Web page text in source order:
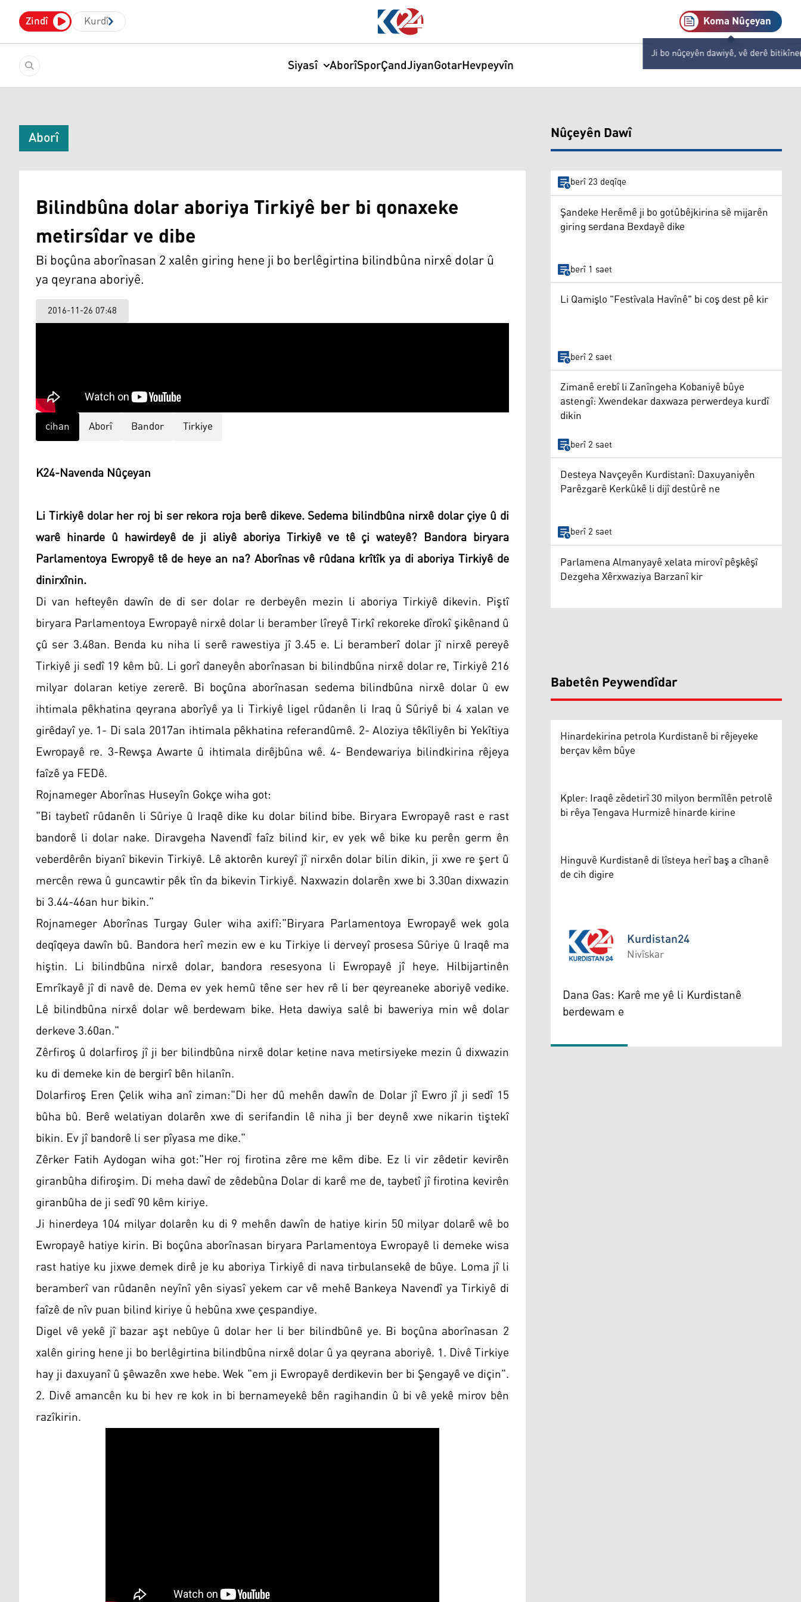
Zindî Kurdî Koma Nûçeyan
Ji bo nûçeyên dawiyê, vê derê bitikîne
Siyasî AborîSporÇandJiyanGotarHevpeyvîn
Aborî
Bilindbûna dolar aboriya Tirkiyê ber bi qonaxeke
metirsîdar ve dibe
Bi boçûna aborînasan 2 xalên giring hene ji bo berlêgirtina bilindbûna nirxê dolar û
ya qeyrana aboriyê.
2016-11-26 07:48
cihan Aborî Bandor Tirkiye
K24-Navenda Nûçeyan
Li Tirkiyê dolar her roj bi ser rekora roja berê dikeve. Sedema bilindbûna nirxê dolar çiye û di
warê hinarde û hawirdeyê de ji aliyê aboriya Tirkiyê ve tê çi wateyê? Bandora biryara
Parlamentoya Ewropyê tê de heye an na? Aborînas vê rûdana krîtîk ya di aboriya Tirkiyê de
dinirxînin.
Di van hefteyên dawîn de di ser dolar re derbeyên mezin li aboriya Tirkiyê dikevin. Piştî
biryara Parlamentoya Ewropayê nirxê dolar li beramber lîreyê Tirkî rekoreke dîrokî şikênand û
çû ser 3.48an. Benda ku niha li serê rawestiya jî 3.45 e. Li beramberî dolar jî nirxê pereyê
Tirkiyê ji sedî 19 kêm bû. Li gorî daneyên aborînasan bi bilindbûna nirxê dolar re, Tirkiyê 216
milyar dolaran ketiye zererê. Bi boçûna aborînasan sedema bilindbûna nirxê dolar û ew
ihtimala pêkhatina qeyrana aborîyê ya li Tirkiyê ligel rûdanên li Iraq û Sûriyê bi 4 xalan ve
girêdayî ye. 1- Di sala 2017an ihtimala pêkhatina referandûmê. 2- Aloziya têkîliyên bi Yekîtiya
Ewropayê re. 3-Rewşa Awarte û ihtimala dirêjbûna wê. 4- Bendewariya bilindkirina rêjeya
faîzê ya FEDê.
Rojnameger Aborînas Huseyîn Gokçe wiha got:
"Bi taybetî rûdanên li Sûriye û Iraqê dike ku dolar bilind bibe. Biryara Ewropayê rast e rast
bandorê li dolar nake. Diravgeha Navendî faîz bilind kir, ev yek wê bike ku perên germ ên
veberdêrên biyanî bikevin Tirkiyê. Lê aktorên kureyî jî nirxên dolar bilin dikin, ji xwe re şert û
mercên rewa û guncawtir pêk tîn da bikevin Tirkiyê. Naxwazin dolarên xwe bi 3.30an dixwazin
bi 3.44-46an hur bikin."
Rojnameger Aborînas Turgay Guler wiha axifî:"Biryara Parlamentoya Ewropayê wek gola
deqîqeya dawîn bû. Bandora herî mezin ew e ku Tirkiye li derveyî prosesa Sûriye û Iraqê ma
hiştin. Li bilindbûna nirxê dolar, bandora resesyona li Ewropayê jî heye. Hilbijartinên
Emrîkayê jî di navê de. Dema ev yek hemû têne ser hev rê li ber qeyreaneke aboriyê vedike.
Lê bilindbûna nirxê dolar wê berdewam bike. Heta dawiya salê bi baweriya min wê dolar
derkeve 3.60an."
Zêrfiroş û dolarfiroş jî ji ber bilindbûna nirxê dolar ketine nava metirsiyeke mezin û dixwazin
ku di demeke kin de bergirî bên hilanîn.
Dolarfiroş Eren Çelik wiha anî ziman:"Di her dû mehên dawîn de Dolar jî Ewro jî ji sedî 15
bûha bû. Berê welatiyan dolarên xwe di serifandin lê niha ji ber deynê xwe nikarin tiştekî
bikin. Ev jî bandorê li ser pîyasa me dike."
Zêrker Fatih Aydogan wiha got:"Her roj firotina zêre me kêm dibe. Ez li vir zêdetir kevirên
giranbûha difiroşim. Di meha dawî de zêdebûna Dolar di karê me de, taybetî jî firotina kevirên
giranbûha de ji sedî 90 kêm kiriye.
Ji hinerdeya 104 milyar dolarên ku di 9 mehên dawîn de hatiye kirin 50 milyar dolarê wê bo
Ewropayê hatiye kirin. Bi boçûna aborînasan biryara Parlamentoya Ewropayê li demeke wisa
rast hatiye ku jixwe demek dirê je ku aboriya Tirkiyê di nava tirbulansekê de bûye. Loma jî li
beramberî van rûdanên neyînî yên siyasî yekem car vê mehê Bankeya Navendî ya Tirkiyê di
faîzê de nîv puan bilind kiriye û hebûna xwe çespandiye.
Digel vê yekê jî bazar aşt nebûye û dolar her li ber bilindbûnê ye. Bi boçûna aborînasan 2
xalên giring hene ji bo berlêgirtina bilindbûna nirxê dolar û ya qeyrana aboriyê. 1. Divê Tirkiye
hay ji daxuyanî û şêwazên xwe hebe. Wek "em ji Ewropayê derdikevin ber bi Şengayê ve diçin".
2. Divê amancên ku bi hev re kok in bi bernameyekê bên ragihandin û bi vê yekê mirov bên
razîkirin.
Nûçeyên Dawî
berî 23 deqîqe
Şandeke Herêmê ji bo gotûbêjkirina sê mijarên
giring serdana Bexdayê dike
berî 1 saet
Li Qamişlo "Festîvala Havînê" bi coş dest pê kir
berî 2 saet
Zimanê erebî li Zanîngeha Kobaniyê bûye
astengî: Xwendekar daxwaza perwerdeya kurdî
dikin
berî 2 saet
Desteya Navçeyên Kurdistanî: Daxuyaniyên
Parêzgarê Kerkûkê li dijî destûrê ne
berî 2 saet
Parlamena Almanyayê xelata mirovî pêşkêşî
Dezgeha Xêrxwaziya Barzanî kir
Babetên Peywendîdar
Hinardekirina petrola Kurdistanê bi rêjeyeke
berçav kêm bûye
Kpler: Iraqê zêdetirî 30 milyon bermîlên petrolê
bi rêya Tengava Hurmizê hinarde kirine
Hinguvê Kurdistanê di lîsteya herî baş a cîhanê
de cih digire
Kurdistan24
Nivîskar
Dana Gas: Karê me yê li Kurdistanê
berdewam e